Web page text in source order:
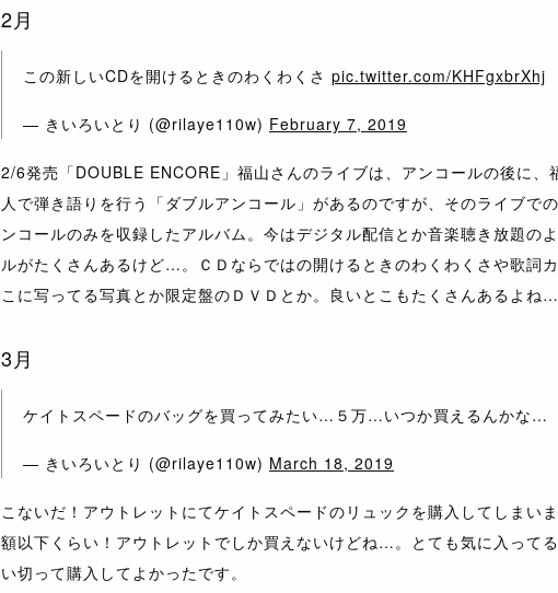
2月
この新しいCDを開けるときのわくわくさ pic.twitter.com/KHFgxbrXhj
— きいろいとり (@rilaye110w) February 7, 2019
2/6発売「DOUBLE ENCORE」福山さんのライブは、アンコールの後に、
人で弾き語りを行う「ダブルアンコール」があるのですが、そのライブで
ンコールのみを収録したアルバム。今はデジタル配信とか音楽聴き放題の
ルがたくさんあるけど…。ＣＤならではの開けるときのわくわくさや歌詞
こに写ってる写真とか限定盤のＤＶＤとか。良いとこもたくさんあるよね…
3月
ケイトスペードのバッグを買ってみたい…５万…いつか買えるんかな…
— きいろいとり (@rilaye110w) March 18, 2019
こないだ！アウトレットにてケイトスペードのリュックを購入してしまい
額以下くらい！アウトレットでしか買えないけどね…。とても気に入って
い切って購入してよかったです。